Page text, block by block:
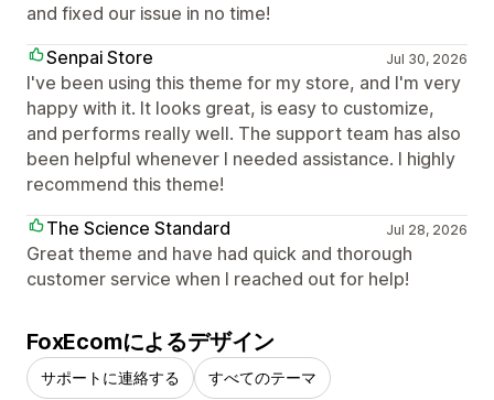
and fixed our issue in no time!
Senpai Store
Jul 30, 2026
I've been using this theme for my store, and I'm very
happy with it. It looks great, is easy to customize,
and performs really well. The support team has also
been helpful whenever I needed assistance. I highly
recommend this theme!
The Science Standard
Jul 28, 2026
Great theme and have had quick and thorough
customer service when I reached out for help!
FoxEcomによるデザイン
サポートに連絡する すべてのテーマ